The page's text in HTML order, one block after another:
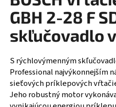
GBH 2-28 F
skľučovadlo
S rýchlovýmenným
Professional najvýkonnejším
sieťových príklepových
Jeho robustný motor
á
j
s
?